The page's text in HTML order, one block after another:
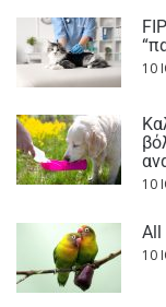
10
10
All
10